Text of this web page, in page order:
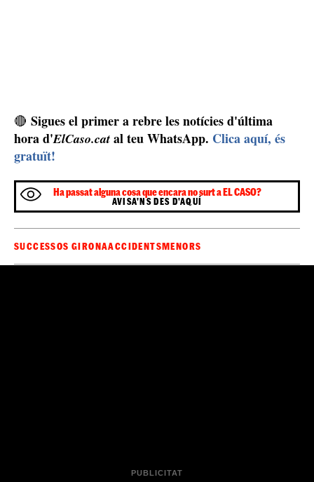
🔴 Sigues el primer a rebre les notícies d'última
hora d'ElCaso.cat al teu WhatsApp. Clica aquí, és
gratuït!
Ha passat alguna cosa que encara no surt a EL CASO?
AVISA'NS DES D'AQUÍ
SUCCESSOS GIRONAACCIDENTSMENORS